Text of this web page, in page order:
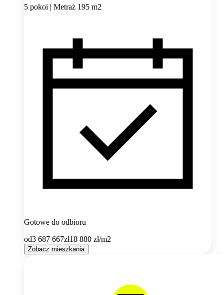
5 pokoi | Metraż 195 m2
Gotowe do odbioru
od3 687 667zł18 880 zł/m2
Zobacz mieszkania